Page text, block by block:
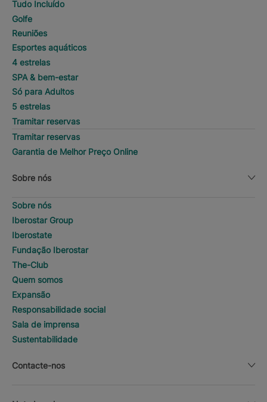
Tudo Incluído
Golfe
Reuniões
Esportes aquáticos
4 estrelas
SPA & bem-estar
Só para Adultos
5 estrelas
Tramitar reservas
Tramitar reservas
Garantia de Melhor Preço Online
Sobre nós
Sobre nós
Iberostar Group
Iberostate
Fundação Iberostar
The-Club
Quem somos
Expansão
Responsabilidade social
Sala de imprensa
Sustentabilidade
Contacte-nos